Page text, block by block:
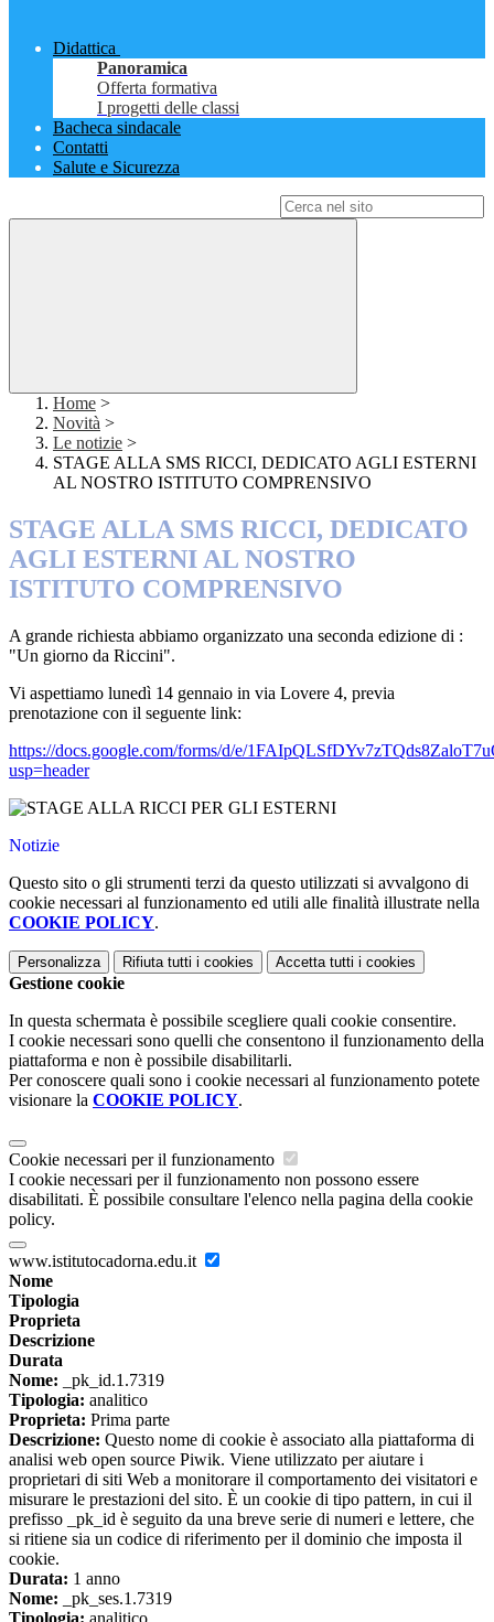
Didattica
Panoramica
Offerta formativa
I progetti delle classi
Bacheca sindacale
Contatti
Salute e Sicurezza
Home >
Novità >
Le notizie >
STAGE ALLA SMS RICCI, DEDICATO AGLI ESTERNI
AL NOSTRO ISTITUTO COMPRENSIVO
STAGE ALLA SMS RICCI, DEDICATO
AGLI ESTERNI AL NOSTRO
ISTITUTO COMPRENSIVO
A grande richiesta abbiamo organizzato una seconda edizione di :
"Un giorno da Riccini".
Vi aspettiamo lunedì 14 gennaio in via Lovere 4, previa
prenotazione con il seguente link:
https://docs.google.com/forms/d/e/
usp=header
Notizie
Questo sito o gli strumenti terzi da questo utilizzati si avvalgono di
cookie necessari al funzionamento ed utili alle finalità illustrate nella
COOKIE POLICY.
Personalizza Rifiuta tutti i cookies Accetta tutti i cookies
Gestione cookie
In questa schermata è possibile scegliere quali cookie consentire.
I cookie necessari sono quelli che consentono il funzionamento della
piattaforma e non è possibile disabilitarli.
Per conoscere quali sono i cookie necessari al funzionamento potete
visionare la COOKIE POLICY.
Cookie necessari per il funzionamento
I cookie necessari per il funzionamento non possono essere
disabilitati. È possibile consultare l'elenco nella pagina della cookie
policy.
www.istitutocadorna.edu.it
Nome
Tipologia
Proprieta
Descrizione
Durata
Nome: _pk_id.1.7319
Tipologia: analitico
Proprieta: Prima parte
Descrizione: Questo nome di cookie è associato alla piattaforma di
analisi web open source Piwik. Viene utilizzato per aiutare i
proprietari di siti Web a monitorare il comportamento dei visitatori e
misurare le prestazioni del sito. È un cookie di tipo pattern, in cui il
prefisso _pk_id è seguito da una breve serie di numeri e lettere, che
si ritiene sia un codice di riferimento per il dominio che imposta il
cookie.
Durata: 1 anno
Nome: _pk_ses.1.7319